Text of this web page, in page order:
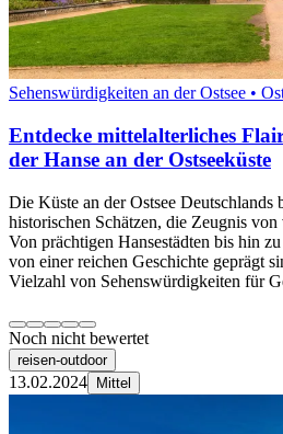
Sehenswürdigkeiten an der Ostsee •
Entdecke mittelalterliches
der Hanse an der Ostseeküste
Die Küste an der Ostsee Deutschlands
historischen Schätzen, die Zeugnis
Von prächtigen Hansestädten bis hin
von einer reichen Geschichte geprägt
Vielzahl von Sehenswürdigkeiten für
Noch nicht bewertet
reisen-outdoor
13.02.2024 Mittel